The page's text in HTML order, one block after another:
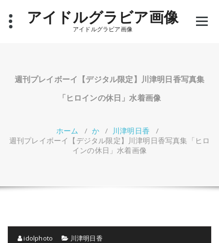
アイドルグラビア画像
アイドルグラビア画像
週刊プレイボーイ【デジタル限定】川津明日香写真集
「ヒロインの休日」水着画像
ホーム / か/ 川津明日香 /
週刊プレイボーイ【デジタル限定】川津明日香写真集「ヒロ
インの休日」水着画像
idolphoto 川津明日香